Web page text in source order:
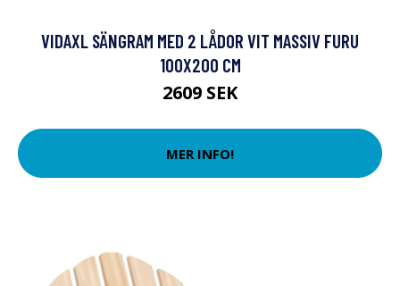
VIDAXL SÄNGRAM MED 2 LÅDOR VIT MASSIV FURU
100X200 CM
2609 SEK
MER INFO!